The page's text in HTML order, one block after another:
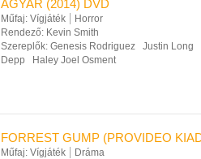
AGYAR (2014) DVD
Műfaj: Vígjáték
Horror
Rendező: Kevin Smith
Szereplők: Genesis Rodriguez Justin Long
Depp
Haley Joel Osment
FORREST GUMP (PROVIDEO
Műfaj: Vígjáték
Dráma